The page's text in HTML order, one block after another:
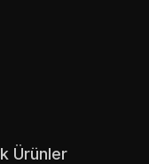
Ek Ürünler